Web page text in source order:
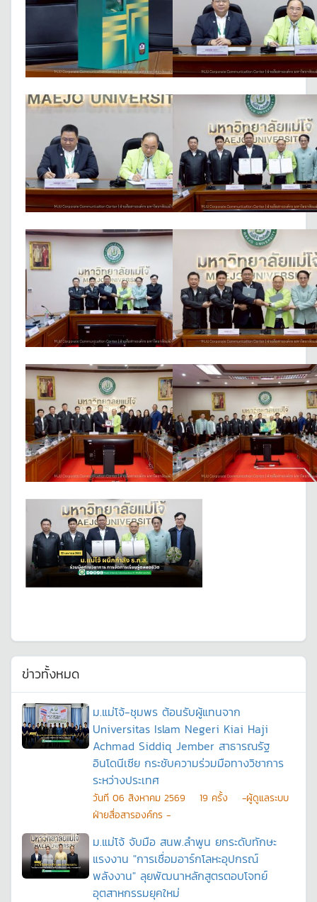
ข่าวทั้งหมด
ม.แม่โจ้-ชุมพร ต้อนรับผู้แทนจาก
Universitas Islam Negeri Kiai Haji
Achmad Siddiq Jember สาธารณรัฐ
อินโดนีเซีย กระชับความร่วมมือทางวิชาการ
ระหว่างประเทศ
วันที 06 สิงหาคม 2569 19 ครั้ง
-ผู้ดูแลระบบ
ฝ่ายสื่อสารองค์กร -
ม.แม่โจ้ จับมือ สนพ.ลำพูน ยกระดับทักษะ
แรงงาน "การเชื่อมอาร์กโลหะอุปกรณ์
พลังงาน" ลุยพัฒนาหลักสูตรตอบโจทย์
อุตสาหกรรมยุคใหม่